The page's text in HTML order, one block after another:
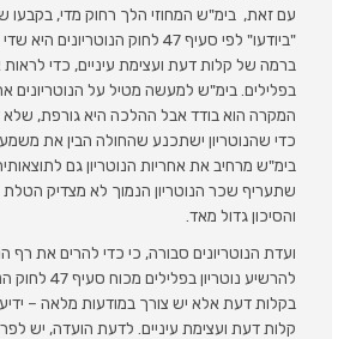
עם זאת, בימ"ש המחוזי הלך רחוק מדי,
"ביודעו" לפי סעיף 47 לחוק
ברמה של קלות דעת ועצימת עיניים, כדי לראות
בפלילים. בימ"ש למעשה מטיל על הנוטריונים
המקרה הוא בודד אבל ההלכה היא גורפת, שלא
כדי שהנוטריון ישתכנע שהחולה הבין את
בימ"ש מרחיב את אחריות הנוטריון גם
שתעריף שכר הנוטריון הנמוך לא מצדיק
והסיכון גדול מאד.
ועדת הנוטריונים סבורה, כי כדי להרים את רף
להרשיע נוטריון
בקלות דעת אלא יש צורך במודעות מלאה –